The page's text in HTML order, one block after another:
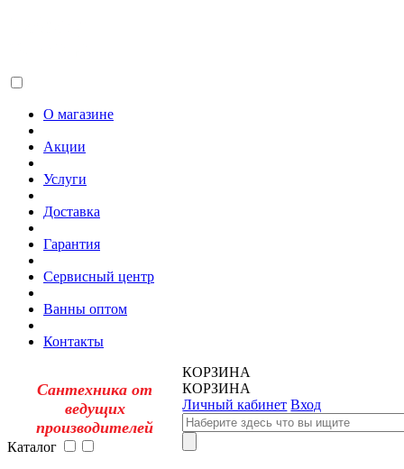
О магазине
Акции
Услуги
Доставка
Гарантия
Сервисный центр
Ванны оптом
Контакты
Сантехника от
ведущих
производителей
КОРЗИНА
КОРЗИНА
Личный кабинет Вход
Каталог